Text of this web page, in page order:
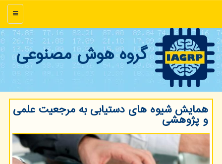
منو
گروه هوش مصنوعی
همایش شیوه های دستیابی به مرجعیت علمی
و پژوهشی